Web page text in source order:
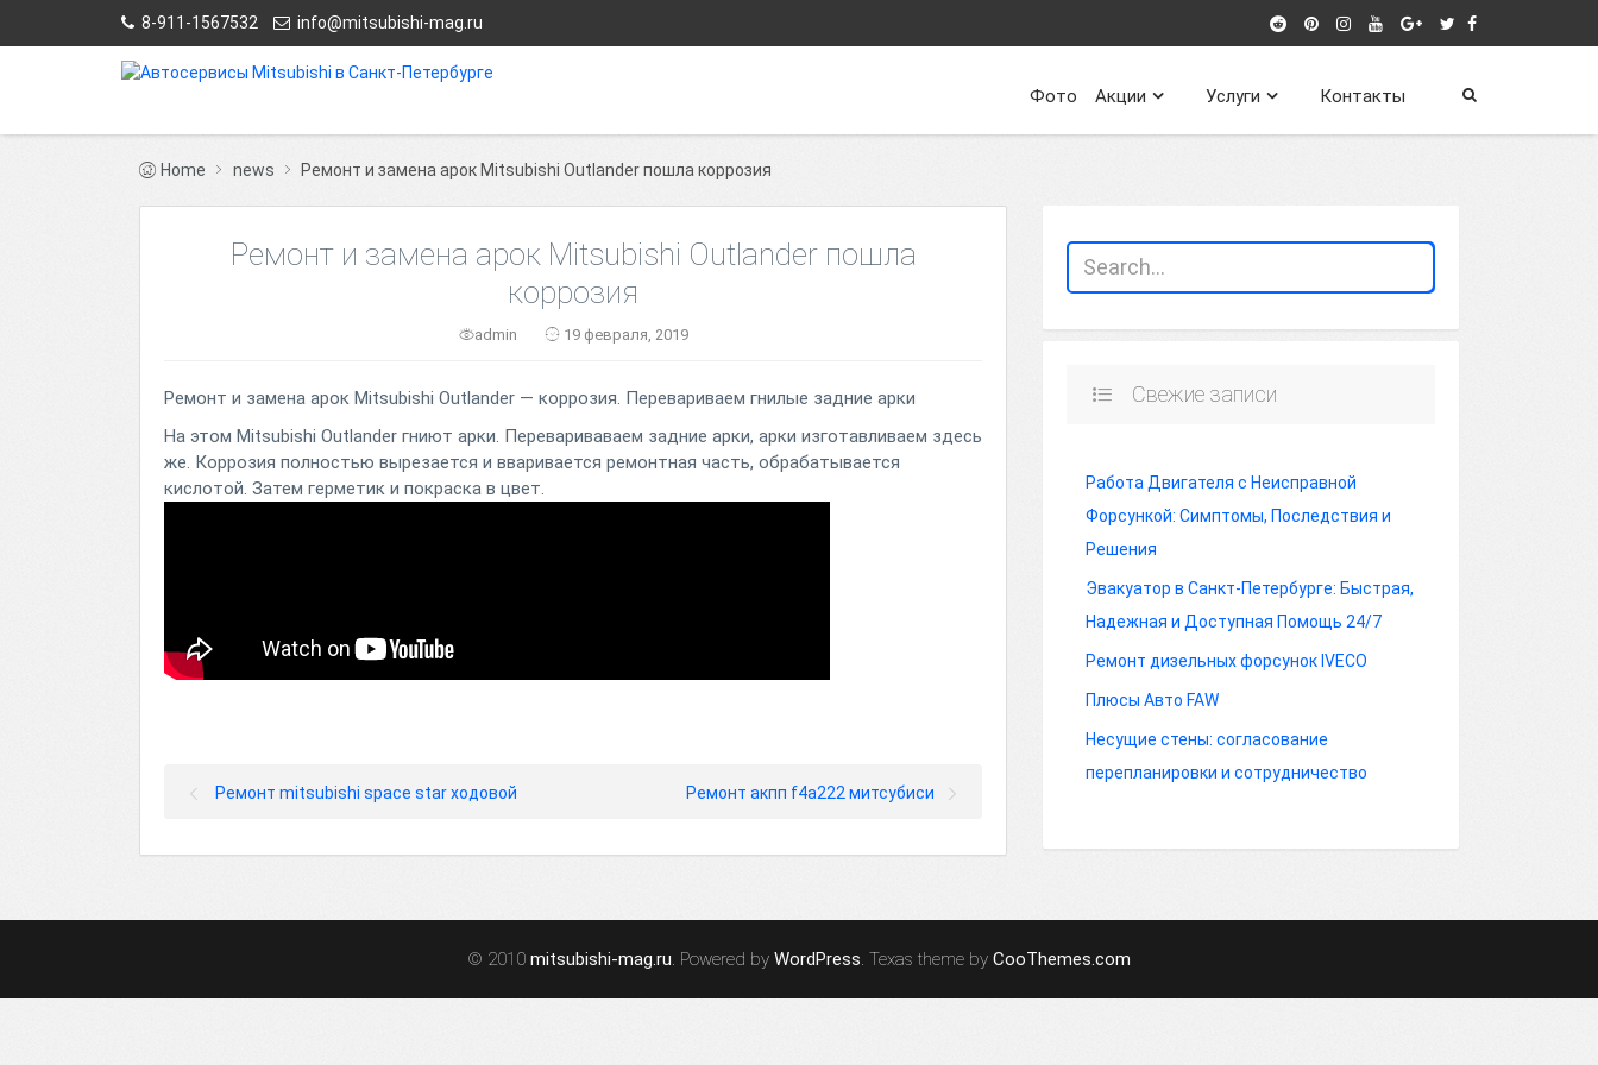
8-911-1567532 info@mitsubishi-mag.ru
Контакты
Услуги
Акции
Фото
Home news Ремонт и замена арок Mitsubishi Outlander пошла коррозия
Ремонт и замена арок Mitsubishi Outlander пошла
коррозия
admin 19 февраля, 2019
Ремонт и замена арок Mitsubishi Outlander — коррозия. Перевариваем гнилые задние арки
На этом Mitsubishi Outlander гниют арки. Перевариваваем задние арки, арки изготавливаем здесь
же. Коррозия полностью вырезается и вваривается ремонтная часть, обрабатывается
кислотой. Затем герметик и покраска в цвет.
Ремонт mitsubishi space star ходовой Ремонт акпп f4a222 митсубиси
Свежие записи
Работа Двигателя с Неисправной
Форсункой: Симптомы, Последствия и
Решения
Эвакуатор в Санкт-Петербурге: Быстрая,
Надежная и Доступная Помощь 24/7
Ремонт дизельных форсунок IVECO
Плюсы Авто FAW
Несущие стены: согласование
перепланировки и сотрудничество
© 2010 mitsubishi-mag.ru. Powered by WordPress. Texas theme by CooThemes.com